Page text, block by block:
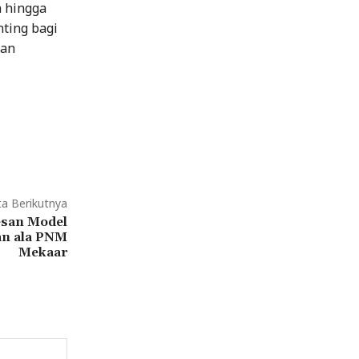
hingga
bagi
Berikutnya
Model
ala PNM
Mekaar